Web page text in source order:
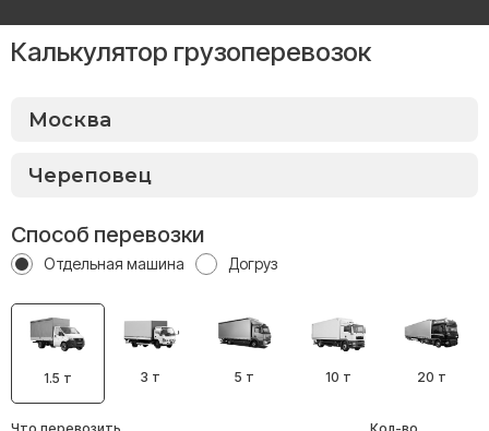
Калькулятор грузоперевозок
Способ перевозки
Отдельная машина Догруз
1.5 т 3 т 5 т 10 т 20 т